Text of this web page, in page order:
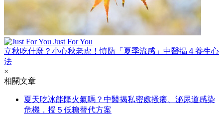
Just For You
立秋吃什麼？小心秋老虎！慎防「夏季流感」中醫揭４養生心
法
×
相關文章
夏天吃冰能降火氣嗎？中醫揭私密處搔癢、泌尿道感染
危機，授５低糖替代方案